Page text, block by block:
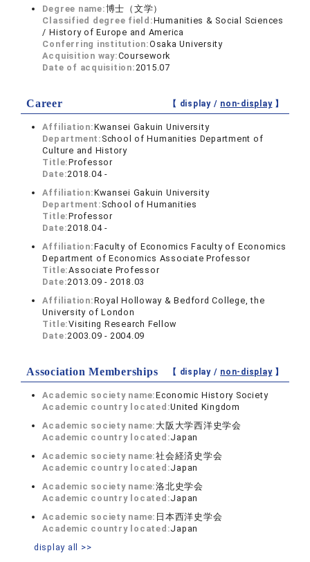
Degree name:博士（文学）
Classified degree field:Humanities & Social Sciences
/ History of Europe and America
Conferring institution:Osaka University
Acquisition way:Coursework
Date of acquisition:2015.07
Career 【 display / non-display】
Affiliation:Kwansei Gakuin University
Department: School of Humanities Department of
Culture and History
Title:Professor
Date:2018.04 -
Affiliation:Kwansei Gakuin University
Department: School of Humanities
Title:Professor
Date:2018.04 -
Affiliation:Faculty of Economics Faculty of Economics
Department of Economics Associate Professor
Title:Associate Professor
Date:2013.09 - 2018.03
Affiliation:Royal Holloway & Bedford College, the
University of London
Title:Visiting Research Fellow
Date:2003.09 - 2004.09
Association Memberships 【 display / non-display】
Academic society name:Economic History Society
Academic country located:United Kingdom
Academic society name: 大阪大学西洋史学会
Academic country located:Japan
Academic society name:社会経済史学会
Academic country located:Japan
Academic society name:洛北史学会
Academic country located:Japan
Academic society name: 日本西洋史学会
Academic country located:Japan
display all >>